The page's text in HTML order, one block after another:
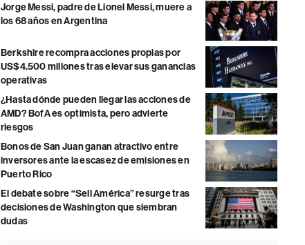
Jorge Messi, padre de Lionel Messi, muere a
los 68 años en Argentina
Berkshire recompra acciones propias por
US$4.500 millones tras elevar sus ganancias
operativas
¿Hasta dónde pueden llegar las acciones de
AMD? BofA es optimista, pero advierte
riesgos
Bonos de San Juan ganan atractivo entre
inversores ante la escasez de emisiones en
Puerto Rico
El debate sobre “Sell América” resurge tras
decisiones de Washington que siembran
dudas